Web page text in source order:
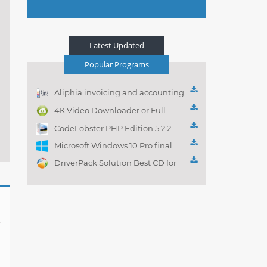
Latest Updated
Popular Programs
Aliphia invoicing and accounting
management 1.0.1
4K Video Downloader or Full
Playlist! 3.4.5.1525
CodeLobster PHP Edition 5.2.2
Microsoft Windows 10 Pro final
DriverPack Solution Best CD for